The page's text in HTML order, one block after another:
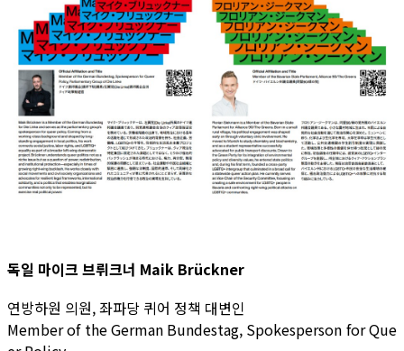
독일 마이크 브뤼크너 Maik Brückner
연방하원 의원, 좌파당 퀴어 정책 대변인
Member of the German Bundestag, Spokesperson for Que